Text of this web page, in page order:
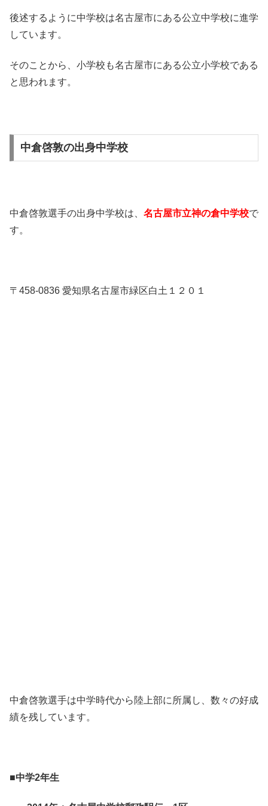
後述するように中学校は名古屋市にある公立中学校に進学
しています。
そのことから、小学校も名古屋市にある公立小学校である
と思われます。
中倉啓敦の出身中学校
中倉啓敦選手の出身中学校は、 名古屋市立神の倉中学校で
す。
〒458-0836 愛知県名古屋市緑区白土１２０１
中倉啓敦選手は中学時代から陸上部に所属し、数々の好成
績を残しています。
■中学2年生